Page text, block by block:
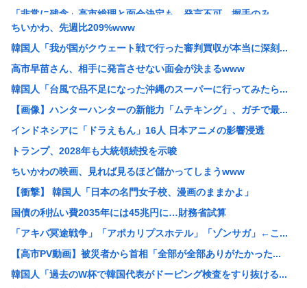
「非常に残念」高市総理と面会決定も…発言不可、握手のみ ...
大阪の花火大会、民度がレベチwww
［社説］永住厳格化で外国人の定着意欲をそぐな
KーPOPアイドル、「BABYMONSTER」「ILLI...
【画像】久保πボインボイン
ドイツ、猛暑による死者が9600人に
【NASA開発】3,980円の冷感ポンチョ、-15℃の謳...
【悲報】わいの婚約者の実家、キチゲエすぎて破談寸前
【イオンモール熊本】 一転して話が変わってくる「従業員の...
人んちで宅飲みワイ「ゴムある？」家主の女さん「はぁ？！」...
世界のケイスケ・ホンダ「ラーメン700円は安すぎる！20...
【悲報】人気アニメ「メイドインアビス」、主題歌にVTub...
【緊急高市速報】ガス警報器、受注停止。
【熊本地震】イオンモール熊本 従業員の避難誘導で、社内規...
ちいかわ、先週比209%www
韓国人「我が国がクウェート戦で行った審判買収が本当に深刻...
高市早苗さん、相手に発言させない面会が決まるwww
韓国人「台風で品不足になった沖縄のスーパーに行ってみたら...
【画像】ハンターハンターの新能力「ムテキング」、ガチで最...
インドネシアに「ドラえもん」16人 日本アニメの影響浸透
トランプ、2028年も大統領続投を示唆
ちいかわの映画、見れば見るほど儲かってしまうwww
【衝撃】 韓国人「日本の名門女子校、漫画のままかよ」
国債の利払い費2035年には45兆円に…財務省試算
「アキバ冥途戦争」「アポカリプスホテル」「ゾンサガ」←こ...
【高市PV動画】被災者から首相「全部が全部ありがたかった...
韓国人「過去のW杯で韓国代表がドーピング検査をすり抜ける...